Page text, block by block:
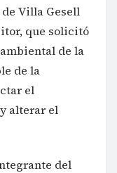
Villa Gesell
que solicitó
de la
de la
el
alterar el
del